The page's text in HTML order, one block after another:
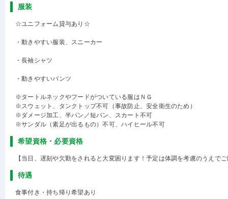
服装
☆ユニフォーム貸与あり☆
・動きやすい服装、スニーカー
・長袖シャツ
・動きやすいパンツ
※タートルネックやフードがついている服はＮＧ
※スウェット、タンクトップ不可（事故防止、安全衛生のため）
※ダメージ加工、半パン／短パン、スカート不可
※サンダル（素足が出るもの）不可、ハイヒール不可
希望資格・必要資格
【当日、遅刻や欠勤をされると大変困ります！予定は体調を考慮のうえで
待遇
食事付き・持ち帰り希望あり